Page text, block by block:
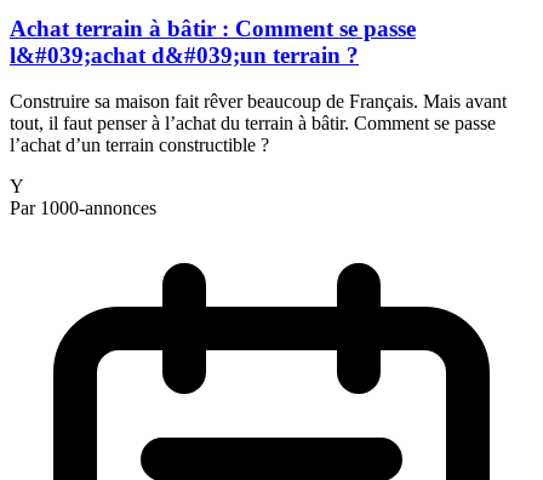
Achat terrain à bâtir : Comment se passe
l&#039;achat d&#039;un terrain ?
Construire sa maison fait rêver beaucoup de Français. Mais avant
tout, il faut penser à l’achat du terrain à bâtir. Comment se passe
l’achat d’un terrain constructible ?
Y
Par 1000-annonces